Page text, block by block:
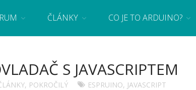
se základy programování a elektroniky zábavnou formou! Arduino a
ČLÁNKY CO JE TO ARDUINO?
S JAVASCRIPTEM
, POKROČILÝ ESPRUINO, JAVASCRIPT